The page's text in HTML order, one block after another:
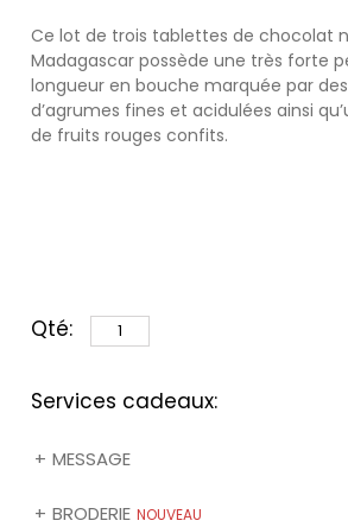
Ce lot de trois tablettes de chocolat
Madagascar possède une très forte
longueur en bouche marquée par
d’agrumes fines et acidulées ainsi
de fruits rouges confits.
Qté:
Services cadeaux:
MESSAGE
BRODERIE NOUVEAU